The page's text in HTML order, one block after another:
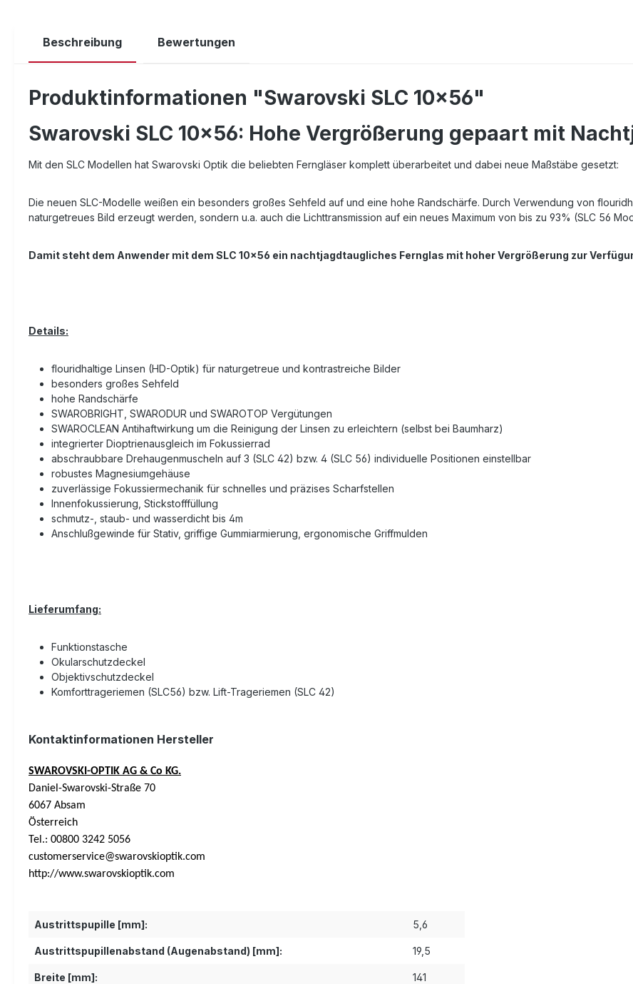
Beschreibung Bewertungen
Produktinformationen "Swarovski SLC 10x56"
Swarovski SLC 10x56: Hohe Vergrößerung gepaart mit
Mit den SLC Modellen hat Swarovski Optik die beliebten Ferngläser komplett überarbeitet und dabei neue Maßstäbe gesetzt:
Die neuen SLC-Modelle weißen ein besonders großes Sehfeld auf und eine hohe Randschärfe. Durch Verwendung von
naturgetreues Bild erzeugt werden, sondern u.a. auch die Lichttransmission auf ein neues Maximum von bis zu 93% (SLC 56
Damit steht dem Anwender mit dem SLC 10x56 ein nachtjagdtaugliches Fernglas mit hoher Vergrößerung zur
Details:
flouridhaltige Linsen (HD-Optik) für naturgetreue und kontrastreiche Bilder
besonders großes Sehfeld
hohe Randschärfe
SWAROBRIGHT, SWARODUR und SWAROTOP Vergütungen
SWAROCLEAN Antihaftwirkung um die Reinigung der Linsen zu erleichtern (selbst bei Baumharz)
integrierter Dioptrienausgleich im Fokussierrad
abschraubbare Drehaugenmuscheln auf 3 (SLC 42) bzw. 4 (SLC 56) individuelle Positionen einstellbar
robustes Magnesiumgehäuse
zuverlässige Fokussiermechanik für schnelles und präzises Scharfstellen
Innenfokussierung, Stickstofffüllung
schmutz-, staub- und wasserdicht bis 4m
Anschlußgewinde für Stativ, griffige Gummiarmierung, ergonomische Griffmulden
Lieferumfang:
Funktionstasche
Okularschutzdeckel
Objektivschutzdeckel
Komforttrageriemen (SLC56) bzw. Lift-Trageriemen (SLC 42)
Kontaktinformationen Hersteller
SWAROVSKI-OPTIK AG & Co KG.
Daniel-Swarovski-Straße 70
6067 Absam
Österreich
Tel.: 00800 3242 5056
customerservice@swarovskioptik.com
http://www.swarovskioptik.com
Austrittspupille [mm]: 5,6
Austrittspupillenabstand (Augenabstand) [mm]: 19,5
Breite [mm]: 141